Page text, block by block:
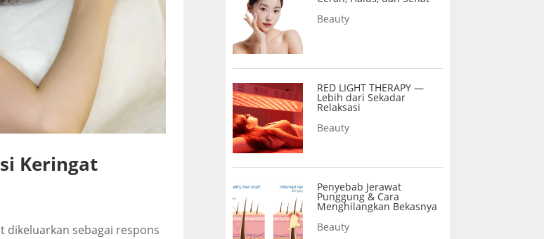
Keringat
dikeluarkan sebagai respons
Beauty
RED LIGHT THERAPY —
Lebih dari Sekadar
Relaksasi
Beauty
Penyebab Jerawat
Punggung & Cara
Menghilangkan Bekasnya
Beauty